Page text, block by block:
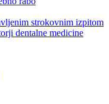
strokovnim izpitom
dentalne medicine